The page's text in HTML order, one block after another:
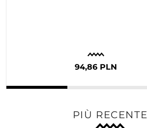
94,86 PLN
PIÙ RECENTE